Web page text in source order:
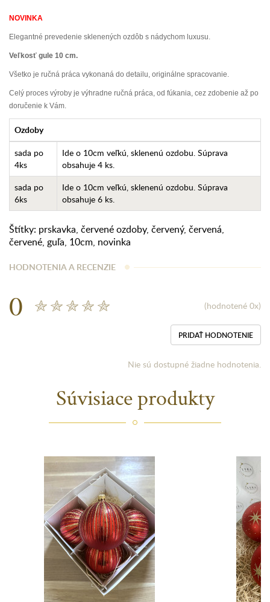
NOVINKA
Elegantné prevedenie sklenených ozdôb s nádychom luxusu.
Veľkosť gule 10 cm.
Všetko je ručná práca vykonaná do detailu, originálne spracovanie.
Celý proces výroby je výhradne ručná práca, od fúkania, cez zdobenie až po
doručenie k Vám.
Ozdoby
sada po
4ks
Ide o 10cm veľkú, sklenenú ozdobu. Súprava
obsahuje 4 ks.
sada po
6ks
Ide o 10cm veľkú, sklenenú ozdobu. Súprava
obsahuje 6 ks.
Štítky: prskavka, červené ozdoby, červený, červená,
červené, guľa, 10cm, novinka
HODNOTENIA A RECENZIE
0 (hodnotené 0x)
PRIDAŤ HODNOTENIE
Nie sú dostupné žiadne hodnotenia.
Súvisiace produkty